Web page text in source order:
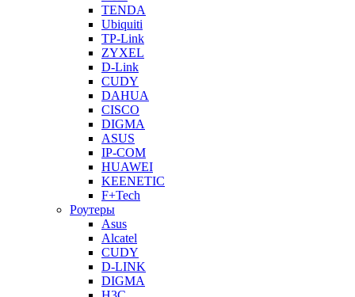
TENDA
Ubiquiti
TP-Link
ZYXEL
D-Link
CUDY
DAHUA
CISCO
DIGMA
ASUS
IP-COM
HUAWEI
KEENETIC
F+Tech
Роутеры
Asus
Alcatel
CUDY
D-LINK
DIGMA